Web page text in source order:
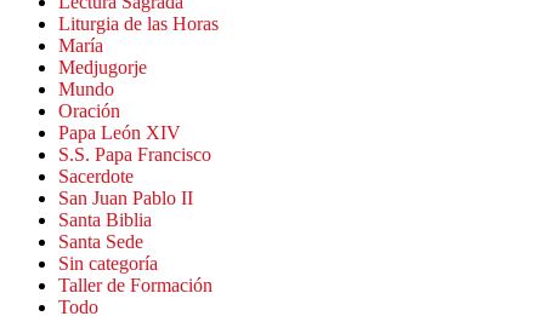
Liturgia de las Horas
María
Medjugorje
Mundo
Oración
Papa León XIV
S.S. Papa Francisco
Sacerdote
San Juan Pablo II
Santa Biblia
Santa Sede
Sin categoría
Taller de Formación
Todo